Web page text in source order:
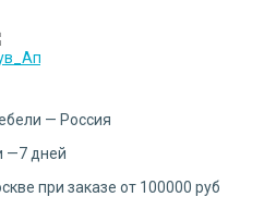
— Россия
—7 дней
при заказе от 100000 руб